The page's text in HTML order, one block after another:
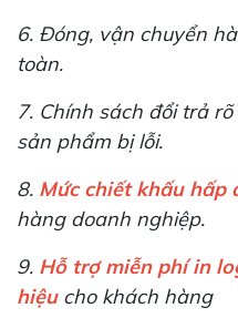
6. Đóng, vận chuyển
toàn.
7. Chính sách đổi trả
sản phẩm bị lỗi.
8. Mức chiết khấu hấp
hàng doanh nghiệp.
9. Hỗ trợ miễn phí in
hiệucho khách hàng